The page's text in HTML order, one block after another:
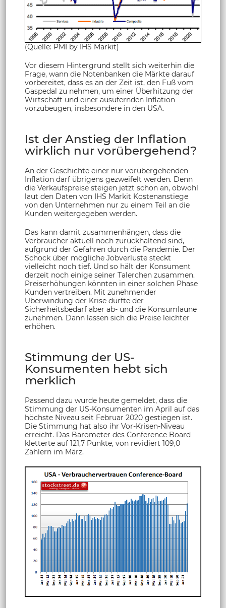
(Quelle: PMI by IHS Markit)
Vor diesem Hintergrund stellt sich weiterhin die
Frage, wann die Notenbanken die Märkte darauf
vorbereitet, dass es an der Zeit ist, den Fuß vom
Gaspedal zu nehmen, um einer Überhitzung der
Wirtschaft und einer ausufernden Inflation
vorzubeugen, insbesondere in den USA.
Ist der Anstieg der Inflation
wirklich nur vorübergehend?
An der Geschichte einer nur vorübergehenden
Inflation darf übrigens gezweifelt werden. Denn
die Verkaufspreise steigen jetzt schon an, obwohl
laut den Daten von IHS Markit Kostenanstiege
von den Unternehmen nur zu einem Teil an die
Kunden weitergegeben werden.
Das kann damit zusammenhängen, dass die
Verbraucher aktuell noch zurückhaltend sind,
aufgrund der Gefahren durch die Pandemie. Der
Schock über mögliche Jobverluste steckt
vielleicht noch tief. Und so hält der Konsument
derzeit noch einige seiner Talerchen zusammen.
Preiserhöhungen könnten in einer solchen Phase
Kunden vertreiben. Mit zunehmender
Überwindung der Krise dürfte der
Sicherheitsbedarf aber ab- und die Konsumlaune
zunehmen. Dann lassen sich die Preise leichter
erhöhen.
Stimmung der US-
Konsumenten hebt sich
merklich
Passend dazu wurde heute gemeldet, dass die
Stimmung der US-Konsumenten im April auf das
höchste Niveau seit Februar 2020 gestiegen ist.
Die Stimmung hat also ihr Vor-Krisen-Niveau
erreicht. Das Barometer des Conference Board
kletterte auf 121,7 Punkte, von revidiert 109,0
Zählern im März.